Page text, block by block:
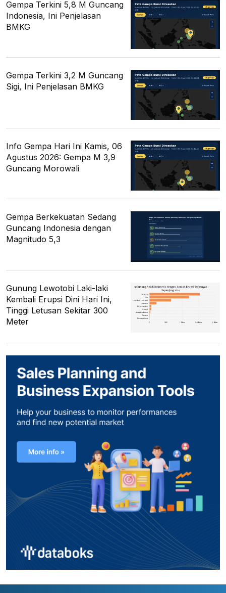
Gempa Terkini 5,8 M Guncang
Indonesia, Ini Penjelasan
BMKG
Gempa Terkini 3,2 M Guncang
Sigi, Ini Penjelasan BMKG
Info Gempa Hari Ini Kamis, 06
Agustus 2026: Gempa M 3,9
Guncang Morowali
Gempa Berkekuatan Sedang
Guncang Indonesia dengan
Magnitudo 5,3
Gunung Lewotobi Laki-laki
Kembali Erupsi Dini Hari Ini,
Tinggi Letusan Sekitar 300
Meter